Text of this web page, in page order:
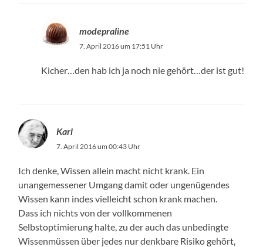
modepraline
7. April 2016 um 17:51 Uhr
Kicher…den hab ich ja noch nie gehört…der ist gut!
Karl
7. April 2016 um 00:43 Uhr
Ich denke, Wissen allein macht nicht krank. Ein
unangemessener Umgang damit oder ungenügendes
Wissen kann indes vielleicht schon krank machen.
Dass ich nichts von der vollkommenen
Selbstoptimierung halte, zu der auch das unbedingte
Wissenmüssen über jedes nur denkbare Risiko gehört,